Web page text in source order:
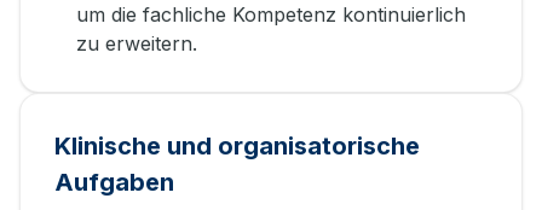
um die fachliche Kompetenz kontinuierlich
zu erweitern.
Klinische und organisatorische
Aufgaben